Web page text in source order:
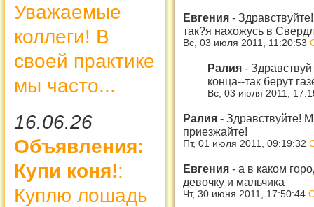
Уважаемые
коллеги! В
своей практике
мы часто...
16.06.26
Объявления:
Купи коня!:
Куплю лошадь
Евгения -
так?я нахожусь в
Вс, 03 июля 2011, 11:20:53
Ралия -
конца--так берут
Вс, 03 июля 2011,
Ралия - Здравствуйте!
приезжайте!
Пт, 01 июля 2011, 09:19:32
Евгения - а в каком
девочку и мальчика
Чт, 30 июня 2011, 17:50:44